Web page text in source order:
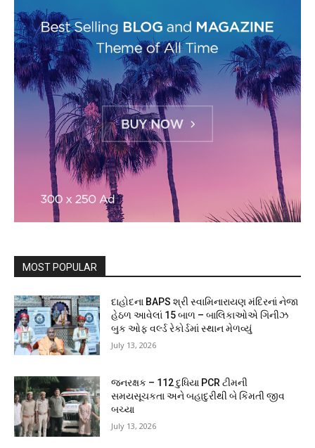
MOST POPULAR
દાહોદના BAPS શ્રી સ્વામિનારાયણ મંદિરનાં નેજા
હેઠળ આવેલાં 15 બાળ – બાલિકાઓએ ગિનીઝ
બુક ઓફ વર્લ્ડ રેકોર્ડમાં સ્થાન મેળવ્યું
July 13, 2026
જનરક્ષક – 112 દુધિયા PCR ટીમની
સમયસૂચકતા અને બહાદુરીથી બે કિંમતી જીવ
બચ્યા
July 13, 2026